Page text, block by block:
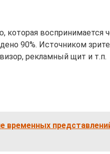
которая воспринимается
90%. Источником
рекламный щит и т.п.
временных